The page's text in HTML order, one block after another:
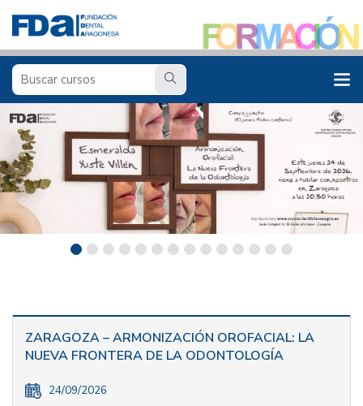
ZARAGOZA – ARMONIZACIÓN OROFACIAL: LA
NUEVA FRONTERA DE LA ODONTOLOGÍA
24/09/2026